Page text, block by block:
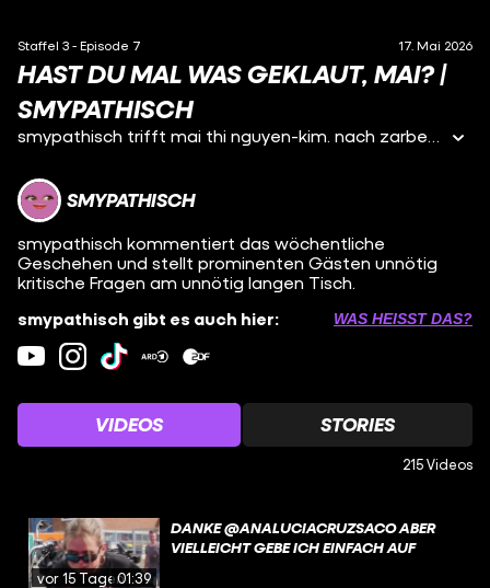
Staffel 3 - Episode 7 17. Mai 2026
HAST DU MAL WAS GEKLAUT, MAI? |
SMYPATHISCH
smypathisch trifft mai thi nguyen-kim. nach zarbex letzte woche freue ich mich, dass mir endlich mal wieder eine ernstzunehmende person gegenüber sitzt. dr. mai thi nguyen-kim ist wissenschaftlerin, moderatorin und - manche würden sagen - impfikone. wir sprechen über ihr dasein als streberin, über alternative karrierewege und ob tschernobyl wirklich so schlimm war, wie es scheint. ein chemischer spaß für die ganze familie! habt ihr schon mal eure hände gewaschen? schreibts in die kommentare :)
SMYPATHISCH
smypathisch kommentiert das wöchentliche
Geschehen und stellt prominenten Gästen unnötig
kritische Fragen am unnötig langen Tisch.
smypathisch gibt es auch hier:
WAS HEISST DAS?
VIDEOS STORIES
215 Videos
vor 15 Tagen01:39
DANKE @ANALUCIACRUZSACO ABER
VIELLEICHT GEBE ICH EINFACH AUF